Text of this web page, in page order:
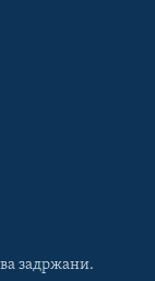
задржани.